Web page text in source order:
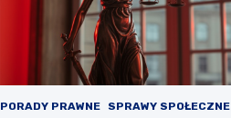
PORADY PRAWNE SPRAWY SPOŁECZNE